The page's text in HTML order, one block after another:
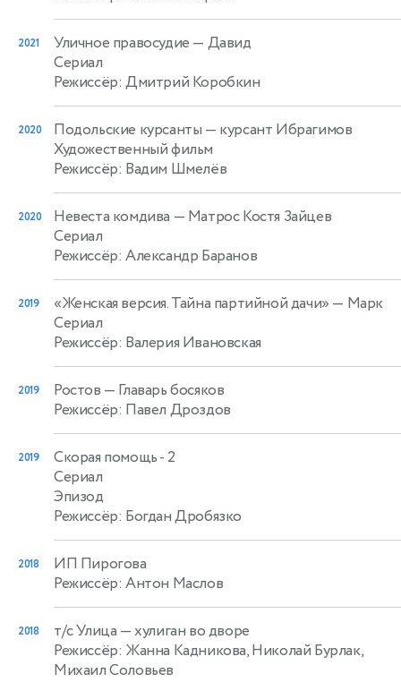
2021 Уличное правосудие — Давид
Сериал
Режиссёр: Дмитрий Коробкин
2020 Подольские курсанты — курсант Ибрагимов
Художественный фильм
Режиссёр: Вадим Шмелёв
2020 Невеста комдива — Матрос Костя Зайцев
Сериал
Режиссёр: Александр Баранов
2019 «Женская версия. Тайна партийной дачи» — Марк
Сериал
Режиссёр: Валерия Ивановская
2019 Ростов — Главарь босяков
Режиссёр: Павел Дроздов
2019
Скорая помощь - 2
Сериал
Эпизод
Режиссёр: Богдан Дробязко
2018
ИП Пирогова
Режиссёр: Антон Маслов
2018 т/c Улица — хулиган во дворе
Режиссёр: Жанна Кадникова, Николай Бурлак,
Михаил Соловьев